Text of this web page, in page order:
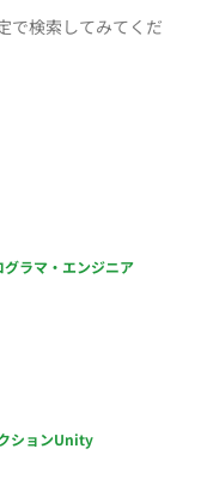
で検索してみてくだ
グラマ・エンジニア
ションUnity